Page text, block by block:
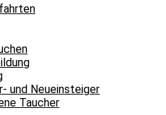
und Neueinsteiger
Taucher